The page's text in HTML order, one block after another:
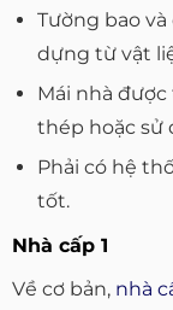
Tường bao
dựng từ vật
Mái nhà
thép hoặc sử
Phải có hệ
tốt.
Nhà cấp 1
Về cơ bản, nhà